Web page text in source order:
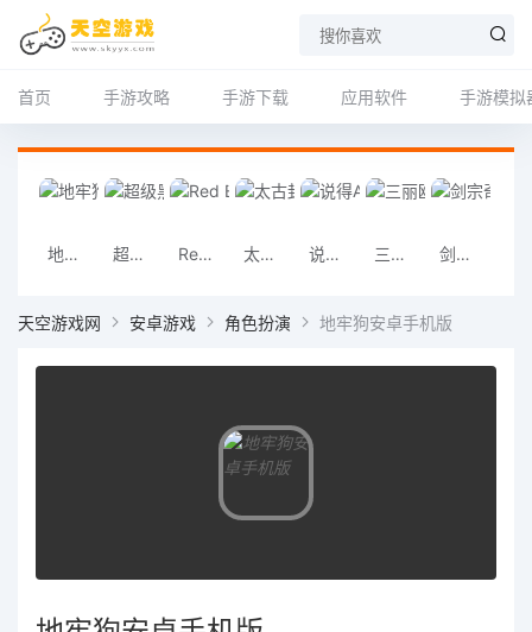
首页 手游攻略 手游下载 应用软件 手游模拟
地牢狗安卓手机版 超级黑暗欺骗安卓手机版 Red Ball4(红球闯关4)安卓手机版 太古封魔录2安卓版 说得AI安卓版 三丽鸥明星的微笑小镇安卓版 剑宗奇缘安卓版
天空游戏网 安卓游戏 角色扮演 地牢狗安卓手机版